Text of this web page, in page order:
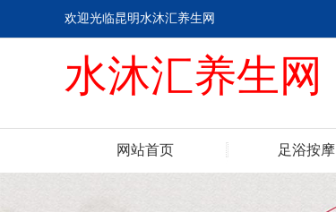
欢迎光临昆明水沐汇养生网
水沐汇养生网
网站首页 足浴按摩